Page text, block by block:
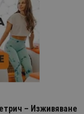
– Изживяване